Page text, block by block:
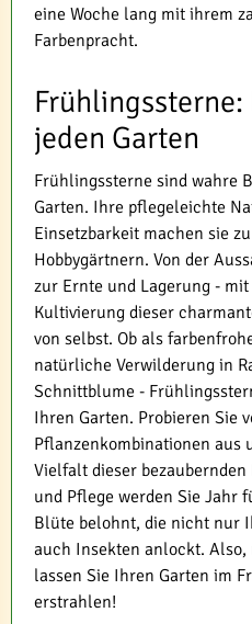
eine Woche lang mit ihrem
Farbenpracht.
jeden Garten
Frühlingssterne sind wahre
Garten. Ihre pflegeleichte
Einsetzbarkeit machen sie
Hobbygärtnern. Von der
zur Ernte und Lagerung -
Kultivierung dieser
von selbst. Ob als
natürliche Verwilderung in
Schnittblume -
Ihren Garten. Probieren Sie
Pflanzenkombinationen aus
Vielfalt dieser
und Pflege werden Sie Jahr
Blüte belohnt, die nicht nur
auch Insekten anlockt.
lassen Sie Ihren Garten im
erstrahlen!